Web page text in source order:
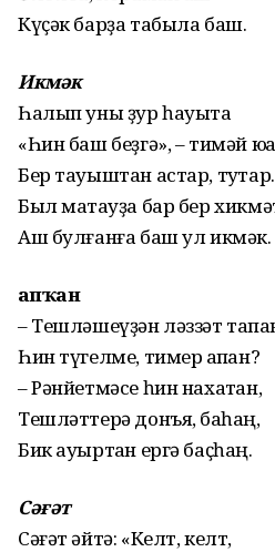
Күҫәк барҙа табыла баш.
Икмәк
Һалып уны ҙур һауытҡа
«Һин баш беҙгә», – тимәй юҡҡа
Бер тауыштан астар, туҡтар.
Был маҡтауҙа бар бер
Аш булғанға баш ул икмәк.
Ҡапҡан
– Тешләшеүҙән ләззәт
Һин түгелме, тимер ҡапҡан?
– Рәнйетмәсе һин нахаҡтан,
Тешләттерә донъя, баҡһаң,
Бик ауыртҡан ергә баҫһаң.
Сәғәт
Сәғәт әйтә: «Келт, келт,